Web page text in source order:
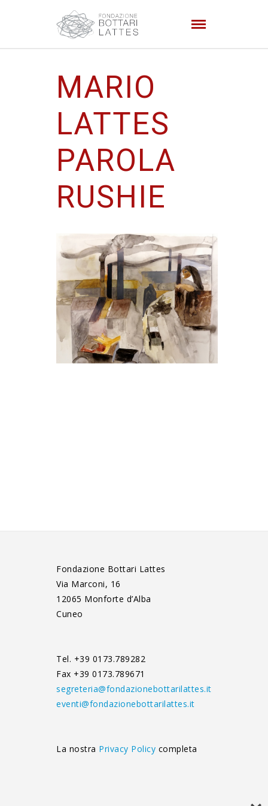
MARIO
LATTES
PAROLA
RUSHIE
Fondazione Bottari Lattes
Via Marconi, 16
12065 Monforte d’Alba
Cuneo
Tel. +39 0173.789282
Fax +39 0173.789671
segreteria@fondazionebottarilattes.it
eventi@fondazionebottarilattes.it
La nostra Privacy Policy completa